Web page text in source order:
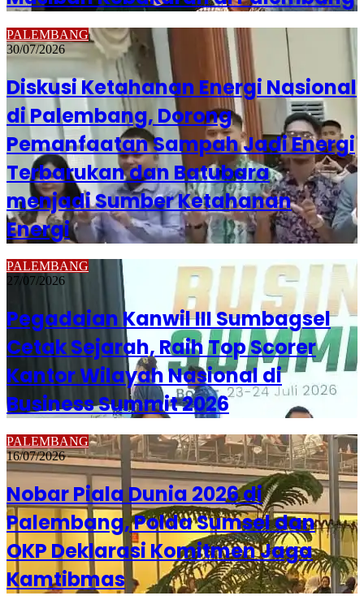
PALEMBANG
30/07/2026
Diskusi Ketahanan Energi Nasional
di Palembang, Dorong
Pemanfaatan Sampah Jadi Energi
Terbarukan dan Batubara
menjadi Sumber Ketahanan
Energi
PALEMBANG
27/07/2026
Pegadaian Kanwil III Sumbagsel
Cetak Sejarah, Raih Top Scorer
Kantor Wilayah Nasional di
Business Summit 2026
PALEMBANG
16/07/2026
Nobar Piala Dunia 2026 di
Palembang, Polda Sumsel dan
OKP Deklarasi Komitmen Jaga
Kamtibmas